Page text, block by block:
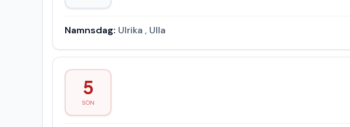
Namnsdag: Ulrika , Ulla
5
SÖN